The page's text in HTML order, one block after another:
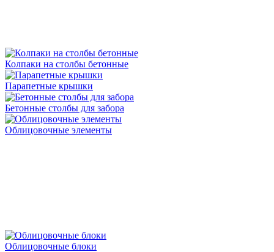
Колпаки на столбы бетонные
Парапетные крышки
Бетонные столбы для забора
Облицовочные элементы
Облицовочные блоки